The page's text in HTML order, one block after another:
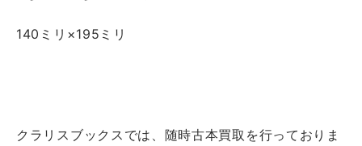
140ミリ×195ミリ
クラリスブックスでは、随時古本買取を行っておりま